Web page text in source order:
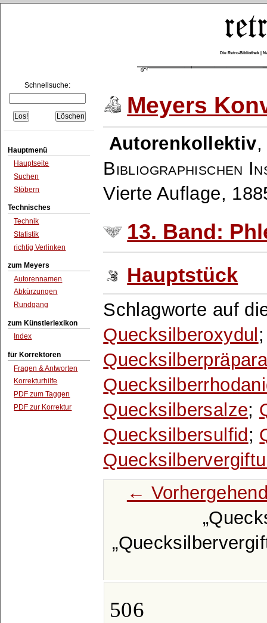
Die Retro-Bibliothek |
Schnellsuche:
Hauptmenü
Hauptseite
Suchen
Stöbern
Technisches
Technik
Statistik
richtig Verlinken
zum Meyers
Autorennamen
Abkürzungen
Rundgang
zum Künstlerlexikon
Index
für Korrektoren
Fragen & Antworten
Korrekturhilfe
PDF zum Taggen
PDF zur Korrektur
Meyers
Autorenkollektiv
Bibliographischen
Vierte Auflage,
13. Band:
Hauptstück
Schlagworte auf
Quecksilberoxydul
Quecksilbersalze;
Quecksilbersulfid;
←
506